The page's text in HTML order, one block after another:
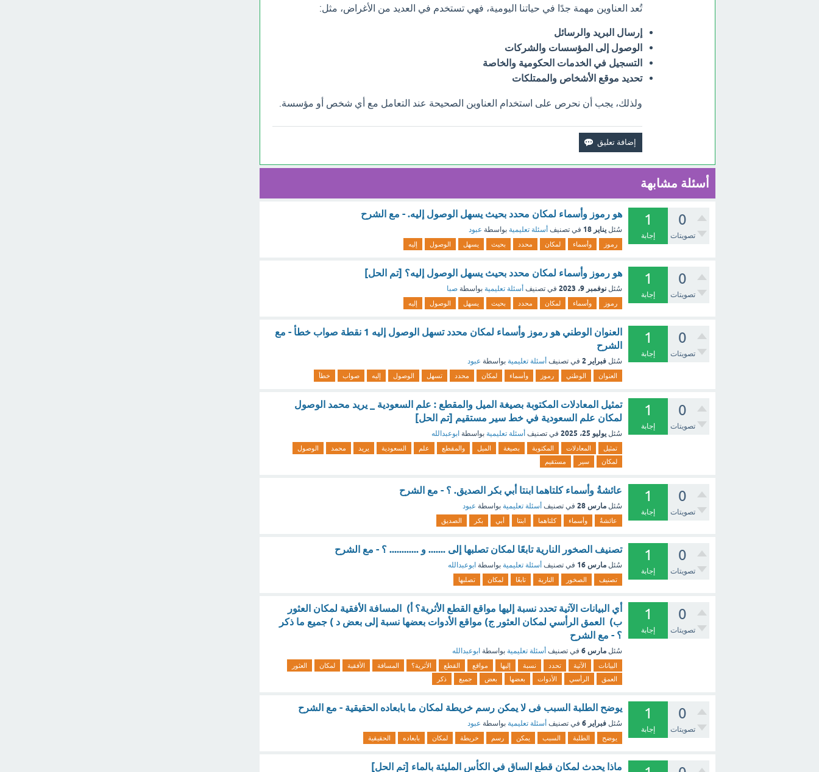
تُعد العناوين مهمة جدًا في حياتنا اليومية، فهي تستخدم في العديد من الأغراض، مثل:
إرسال البريد والرسائل
الوصول إلى المؤسسات والشركات
التسجيل في الخدمات الحكومية والخاصة
تحديد موقع الأشخاص والممتلكات
ولذلك، يجب أن نحرص على استخدام العناوين الصحيحة عند التعامل مع أي شخص أو مؤسسة.
أسئلة مشابهة
0
تصويتات
1
إجابة
هو رموز وأسماء لمكان محدد بحيث يسهل الوصول إليه. - مع الشرح
سُئل يناير 18 في تصنيف أسئلة تعليمية بواسطة عبود
رموز وأسماء لمكان محدد بحيث يسهل الوصول إليه
0
تصويتات
1
إجابة
هو رموز وأسماء لمكان محدد بحيث يسهل الوصول إليه؟ [تم الحل]
سُئل نوفمبر 9، 2023 في تصنيف أسئلة تعليمية بواسطة صبا
رموز وأسماء لمكان محدد بحيث يسهل الوصول إليه
0
تصويتات
1
إجابة
العنوان الوطني هو رموز وأسماء لمكان محدد تسهل الوصول إليه 1 نقطة صواب خطأ - مع
الشرح
سُئل فبراير 2 في تصنيف أسئلة تعليمية بواسطة عبود
العنوان الوطني رموز وأسماء لمكان محدد تسهل الوصول إليه صواب خطأ
0
تصويتات
1
إجابة
تمثيل المعادلات المكتوبة بصيغة الميل والمقطع : علم السعودية _ يريد محمد الوصول
لمكان علم السعودية في خط سير مستقيم [تم الحل]
سُئل يوليو 25، 2025 في تصنيف أسئلة تعليمية بواسطة ابوعبدالله
تمثيل المعادلات المكتوبة بصيغة الميل والمقطع علم السعودية يريد محمد
الوصول
لمكان
سير مستقيم
0
تصويتات
1
إجابة
عائشةُ وأسماء كلتاهما ابنتا أبي بكر الصديق. ؟ - مع الشرح
سُئل مارس 28 في تصنيف أسئلة تعليمية بواسطة عبود
عائشةُ وأسماء كلتاهما ابنتا أبي بكر الصديق
0
تصويتات
1
إجابة
تصنيف الصخور النارية تابعًا لمكان تصلبها إلى ....... و ............ ؟ - مع الشرح
سُئل مارس 16 في تصنيف أسئلة تعليمية بواسطة ابوعبدالله
تصنيف الصخور النارية تابعًا لمكان تصلبها
0
تصويتات
1
إجابة
أي البيانات الآتية تحدد نسبة إليها مواقع القطع الأثرية؟ أ) المسافة الأفقية لمكان العثور
ب) العمق الرأسي لمكان العثور ج) مواقع الأدوات بعضها نسبة إلى بعض د ) جميع ما ذكر
؟ - مع الشرح
سُئل مارس 6 في تصنيف أسئلة تعليمية بواسطة ابوعبدالله
البيانات الآتية تحدد نسبة إليها مواقع القطع الأثرية؟ المسافة الأفقية لمكان
العثور
العمق
الرأسي الأدوات بعضها بعض جميع ذكر
0
تصويتات
1
إجابة
يوضح الطلبة السبب فى لا يمكن رسم خريطة لمكان ما بابعاده الحقيقية - مع الشرح
سُئل فبراير 6 في تصنيف أسئلة تعليمية بواسطة عبود
يوضح الطلبة السبب يمكن رسم خريطة لمكان بابعاده الحقيقية
ماذا يحدث لمكان قطع الساق في الكأس المليئة بالماء [تم الحل]